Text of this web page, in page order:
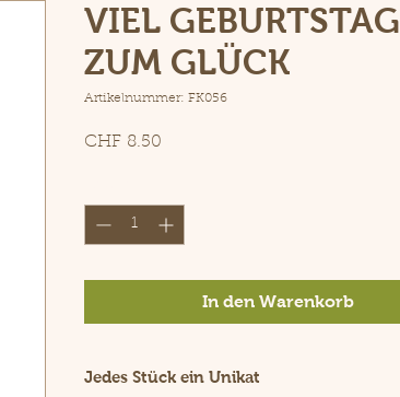
VIEL GEBURTSTAG
ZUM GLÜCK
Artikelnummer: FK056
CHF 8.50Preis
In den Warenkorb
Jedes Stück ein Unikat